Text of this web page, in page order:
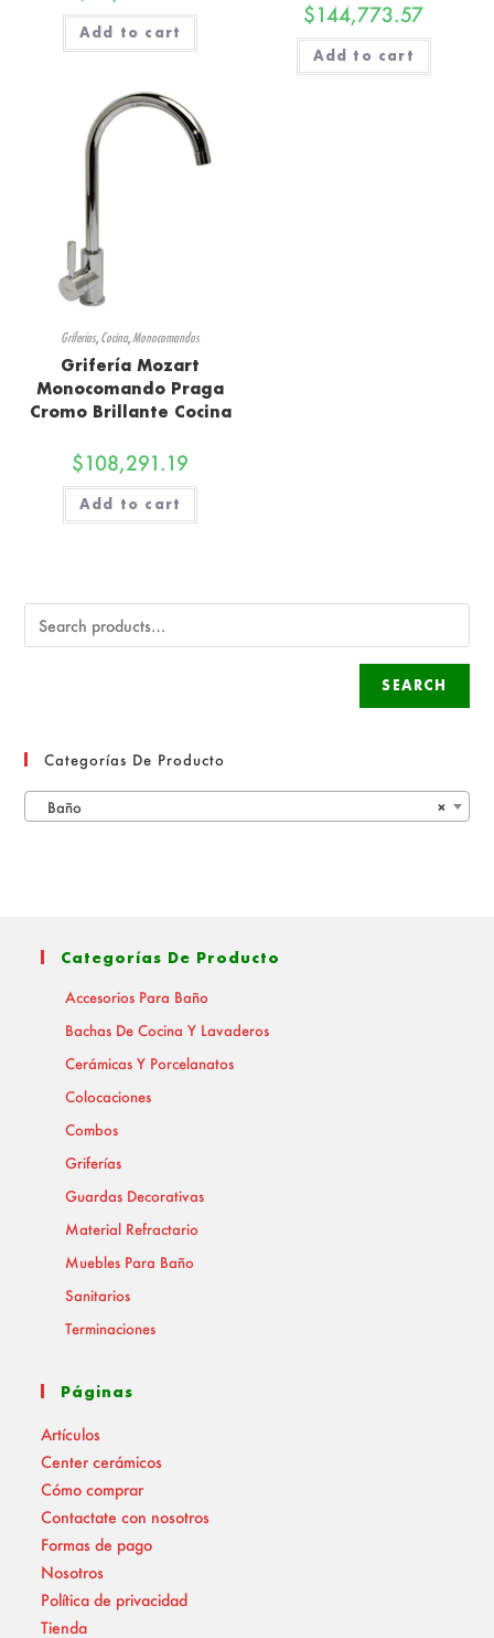
Add to cart
$144,773.57
Add to cart
Griferías, Cocina, Monocomandos
Grifería Mozart
Monocomando Praga
Cromo Brillante Cocina
$108,291.19
Add to cart
SEARCH
Categorías De Producto
×
Baño
Categorías De Producto
Accesorios Para Baño
Bachas De Cocina Y Lavaderos
Cerámicas Y Porcelanatos
Colocaciones
Combos
Griferías
Guardas Decorativas
Material Refractario
Muebles Para Baño
Sanitarios
Terminaciones
Páginas
Artículos
Center cerámicos
Cómo comprar
Contactate con nosotros
Formas de pago
Nosotros
Política de privacidad
Tienda